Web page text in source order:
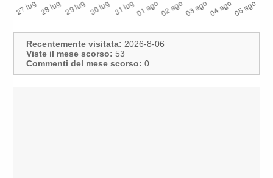
Recentemente visitata: 2026-8-06
Viste il mese scorso: 53
Commenti del mese scorso: 0